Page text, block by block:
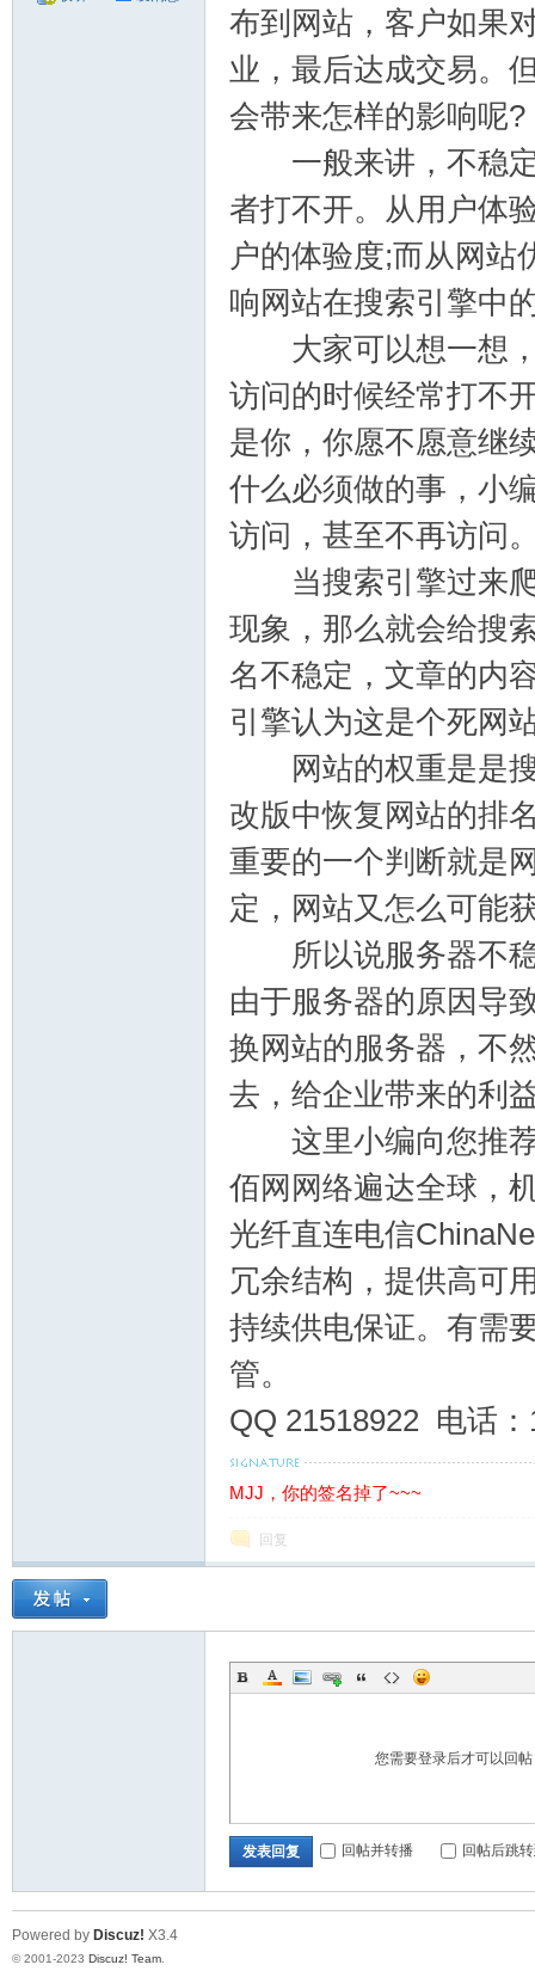
站
布到网站，客户如果
业，最后达成交易。
会带来怎样的影响呢?
一般来讲，不稳定
者打不开。从用户体
户的体验度;而从网站
响网站在搜索引擎中
大家可以想一想，
访问的时候经常打不
是你，你愿不愿意继
什么必须做的事，小
访问，甚至不再访问
当搜索引擎过来爬
现象，那么就会给搜
名不稳定，文章的内
引擎认为这是个死网
网站的权重是是搜
改版中恢复网站的排
重要的一个判断就是
定，网站又怎么可能
所以说服务器不稳
由于服务器的原因导
换网站的服务器，不
去，给企业带来的利
这里小编向您推荐
佰网网络遍达全球，
光纤直连电信
冗余结构，提供高可
持续供电保证。有需
管。
QQ 21518922 电话
MJJ，你的签名掉了~~~
回复
您需要登录后才可以回帖
发表回复 回帖并转播 回帖后跳
Powered by Discuz! X3.4
© 2001-2023 Discuz! Team